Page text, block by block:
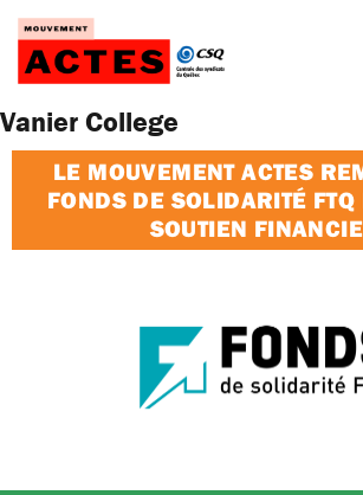
Passer
contenu
Vanier College
LE MOUVEMENT ACTES
FONDS DE SOLIDARITÉ FTQ
SOUTIEN